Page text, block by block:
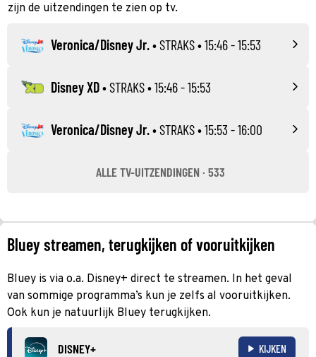
zijn de uitzendingen te zien op tv.
Veronica/Disney Jr.•STRAKS• 15:46 - 15:53
Disney XD•STRAKS• 15:46 - 15:53
Veronica/Disney Jr.•STRAKS• 15:53 - 16:00
ALLE TV-UITZENDINGEN · 533
Bluey streamen, terugkijken of vooruitkijken
Bluey is via o.a. Disney+ direct te streamen. In het geval
van sommige programma’s kun je zelfs al vooruitkijken.
Ook kun je natuurlijk Bluey terugkijken.
DISNEY+ KIJKEN